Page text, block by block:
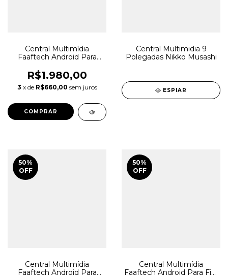
Central Multimídia
Faaftech Android Para
R$1.980,00
3 x de R$660,00 sem juros
Central Multimidia 9
Polegadas Nikko Musashi
ESPIAR
50%
OFF
Central Multimídia
Faaftech Android Para
50%
OFF
Central Multimídia
Faaftech Android Para Fiat